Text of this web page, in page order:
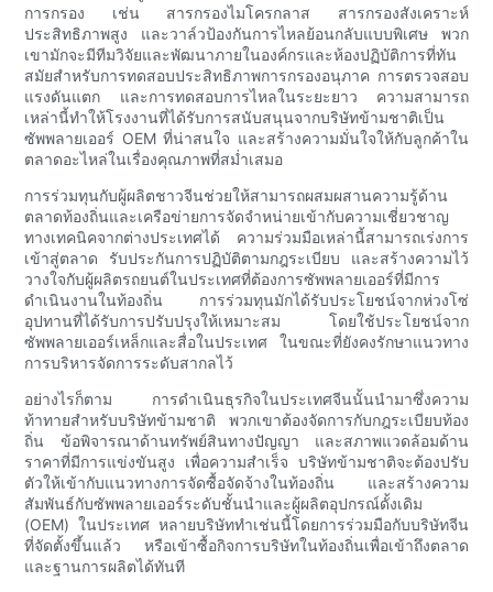
การกรอง เช่น สารกรองไมโครกลาส สารกรองสังเคราะห์
ประสิทธิภาพสูง และวาล์วป้องกันการไหลย้อนกลับแบบพิเศษ พวก
เขามักจะมีทีมวิจัยและพัฒนาภายในองค์กรและห้องปฏิบัติการที่ทัน
สมัยสำหรับการทดสอบประสิทธิภาพการกรองอนุภาค การตรวจสอบ
แรงดันแตก และการทดสอบการไหลในระยะยาว ความสามารถ
เหล่านี้ทำให้โรงงานที่ได้รับการสนับสนุนจากบริษัทข้ามชาติเป็น
ซัพพลายเออร์ OEM ที่น่าสนใจ และสร้างความมั่นใจให้กับลูกค้าใน
ตลาดอะไหล่ในเรื่องคุณภาพที่สม่ำเสมอ
การร่วมทุนกับผู้ผลิตชาวจีนช่วยให้สามารถผสมผสานความรู้ด้าน
ตลาดท้องถิ่นและเครือข่ายการจัดจำหน่ายเข้ากับความเชี่ยวชาญ
ทางเทคนิคจากต่างประเทศได้ ความร่วมมือเหล่านี้สามารถเร่งการ
เข้าสู่ตลาด รับประกันการปฏิบัติตามกฎระเบียบ และสร้างความไว้
วางใจกับผู้ผลิตรถยนต์ในประเทศที่ต้องการซัพพลายเออร์ที่มีการ
ดำเนินงานในท้องถิ่น การร่วมทุนมักได้รับประโยชน์จากห่วงโซ่
อุปทานที่ได้รับการปรับปรุงให้เหมาะสม โดยใช้ประโยชน์จาก
ซัพพลายเออร์เหล็กและสื่อในประเทศ ในขณะที่ยังคงรักษาแนวทาง
การบริหารจัดการระดับสากลไว้
อย่างไรก็ตาม การดำเนินธุรกิจในประเทศจีนนั้นนำมาซึ่งความ
ท้าทายสำหรับบริษัทข้ามชาติ พวกเขาต้องจัดการกับกฎระเบียบท้อง
ถิ่น ข้อพิจารณาด้านทรัพย์สินทางปัญญา และสภาพแวดล้อมด้าน
ราคาที่มีการแข่งขันสูง เพื่อความสำเร็จ บริษัทข้ามชาติจะต้องปรับ
ตัวให้เข้ากับแนวทางการจัดซื้อจัดจ้างในท้องถิ่น และสร้างความ
สัมพันธ์กับซัพพลายเออร์ระดับชั้นนำและผู้ผลิตอุปกรณ์ดั้งเดิม
(OEM) ในประเทศ หลายบริษัททำเช่นนี้โดยการร่วมมือกับบริษัทจีน
ที่จัดตั้งขึ้นแล้ว หรือเข้าซื้อกิจการบริษัทในท้องถิ่นเพื่อเข้าถึงตลาด
และฐานการผลิตได้ทันที